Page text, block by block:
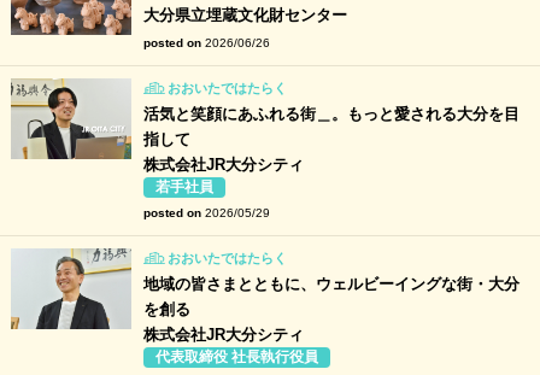
大分県立埋蔵文化財センター
posted on 2026/06/26
おおいたではたらく
活気と笑顔にあふれる街＿。もっと愛される大分を目
指して
株式会社JR大分シティ
若手社員
posted on 2026/05/29
おおいたではたらく
地域の皆さまとともに、ウェルビーイングな街・大分
を創る
株式会社JR大分シティ
代表取締役 社長執行役員